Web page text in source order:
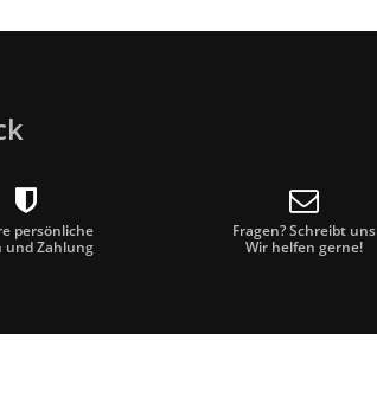
persönliche
und Zahlung
Fragen? Schreibt uns
Wir helfen gerne!